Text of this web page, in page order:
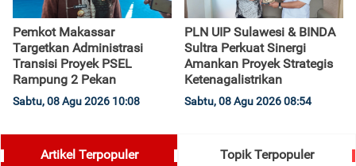
Pemkot Makassar
Targetkan Administrasi
Transisi Proyek PSEL
Rampung 2 Pekan
Sabtu, 08 Agu 2026 10:08
PLN UIP Sulawesi & BINDA
Sultra Perkuat Sinergi
Amankan Proyek Strategis
Ketenagalistrikan
Sabtu, 08 Agu 2026 08:54
Artikel Terpopuler Topik Terpopuler